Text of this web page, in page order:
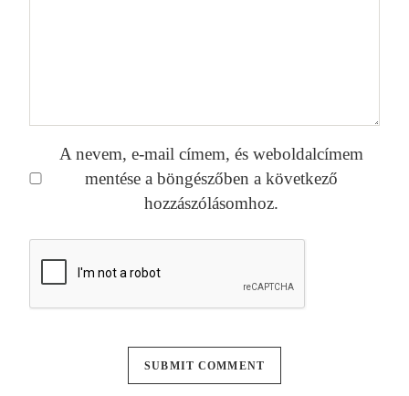
A nevem, e-mail címem, és weboldalcímem
mentése a böngészőben a következő
hozzászólásomhoz.